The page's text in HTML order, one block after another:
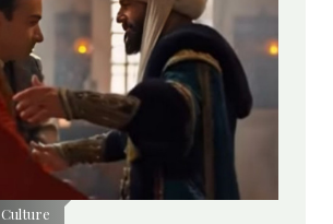
Culture